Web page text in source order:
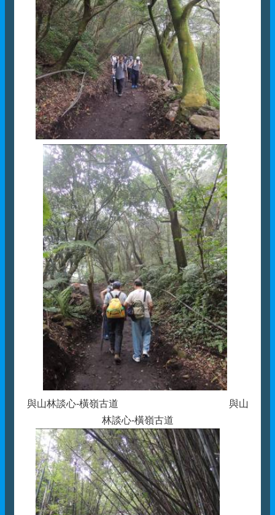
與山林談心-橫嶺古道 與山
林談心-橫嶺古道